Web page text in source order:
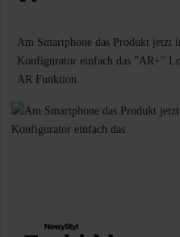
Am Smartphone das Produkt jetzt
Konfigurator einfach das "AR+"
AR Funktion.